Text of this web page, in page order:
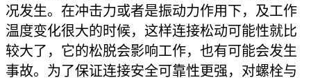
况发生。在冲击力或者是振动力作用下，及工作
温度变化很大的时候，这样连接松动可能性就比
较大了，它的松脱会影响工作，也有可能会发生
事故。为了保证连接安全可靠性更强，对螺栓与